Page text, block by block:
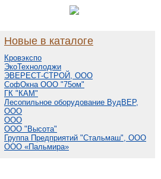
Новые в каталоге
Кровэкспо
ЭкоТехнолоджи
ЭВЕРЕСТ-СТРОЙ, ООО
СофОкна ООО "75ом"
ГК "КАМ"
Лесопильное оборудование ВудВЕР,
ООО
ООО
ООО "Высота"
Группа Предприятий "Стальмаш", ООО
ООО «Пальмира»